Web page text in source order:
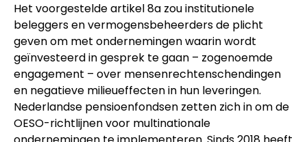
Het voorgestelde artikel 8a zou institutionele
beleggers en vermogensbeheerders de plicht
geven om met ondernemingen waarin wordt
geïnvesteerd in gesprek te gaan – zogenoemde
engagement – over mensenrechtenschendingen
en negatieve milieueffecten in hun leveringen.
Nederlandse pensioenfondsen zetten zich in om de
OESO-richtlijnen voor multinationale